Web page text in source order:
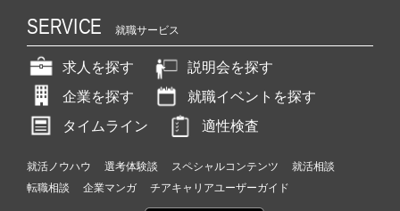
SERVICE 就職サービス
求人を探す
説明会を探す
企業を探す
就職イベントを探す
タイムライン
適性検査
就活ノウハウ 選考体験談 スペシャルコンテンツ
就活相談
転職相談
企業マンガ チアキャリアユーザーガイド